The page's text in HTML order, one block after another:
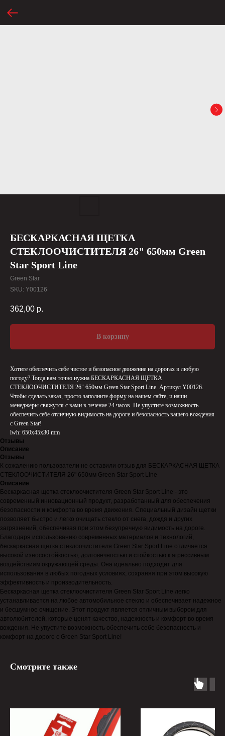
БЕСКАРКАСНАЯ ЩЕТКА
СТЕКЛООЧИСТИТЕЛЯ 26" 650мм Green
Star Sport Line
Green Star
SKU: Y00126
362,00 р.
В корзину
Хотите обеспечить себе чистое и безопасное движение на дорогах в любую
погоду? Тогда вам точно нужна БЕСКАРКАСНАЯ ЩЕТКА
СТЕКЛООЧИСТИТЕЛЯ 26" 650мм Green Star Sport Line. Артикул Y00126.
Чтобы сделать заказ, просто заполните форму на нашем сайте, и наши
менеджеры свяжутся с вами в течение 24 часов. Не упустите возможность
обеспечить себе отличную видимость на дороге и безопасность вашего вождения
с Green Star!
lwh: 650x45x30 mm
Отзывы
Описание
Отзывы
К сожалению пользователи не оставили отзыв для БЕСКАРКАСНАЯ ЩЕТКА
СТЕКЛООЧИСТИТЕЛЯ 26" 650мм Green Star Sport Line
Описание
Бескаркасная щетка стеклоочистителя Green Star Sport Line - это
современный инновационный продукт, разработанный для обеспечения
безопасности и комфорта во время движения. Специальный дизайн щетки
позволяет быстро и легко очищать стекло от снега, дождя и других
загрязнений, обеспечивая при этом безупречную видимость на дороге.
Благодаря использованию современных материалов и технологий,
бескаркасная щетка стеклоочистителя Green Star Sport Line отличается
высокой износостойкостью, долговечностью и стойкостью к агрессивным
воздействиям окружающей среды. Она идеально подходит для
использования в любых погодных условиях, сохраняя при этом высокую
эффективность и производительность.
Бескаркасная щетка стеклоочистителя Green Star Sport Line легко
устанавливается на любое автомобильное стекло и обеспечивает надежное
и бесшумное очищение. Этот продукт является отличным выбором для
автолюбителей, которые ценят качество, надежность и комфорт во время
вождения. Не упустите возможность обеспечить себе безопасность и
комфорт на дороге с Green Star Sport Line!
Смотрите также